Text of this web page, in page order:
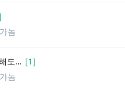
놈
어처피 점검 끝나마자 본캐랭해도 안잡히겠네 [1]
놈